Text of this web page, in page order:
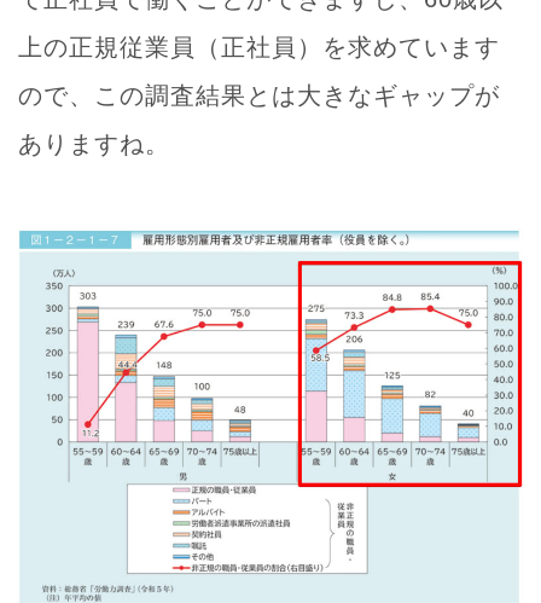
上の正規従業員（正社員）を求めています
ので、この調査結果とは大きなギャップが
ありますね。